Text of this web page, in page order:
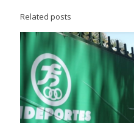
Related posts